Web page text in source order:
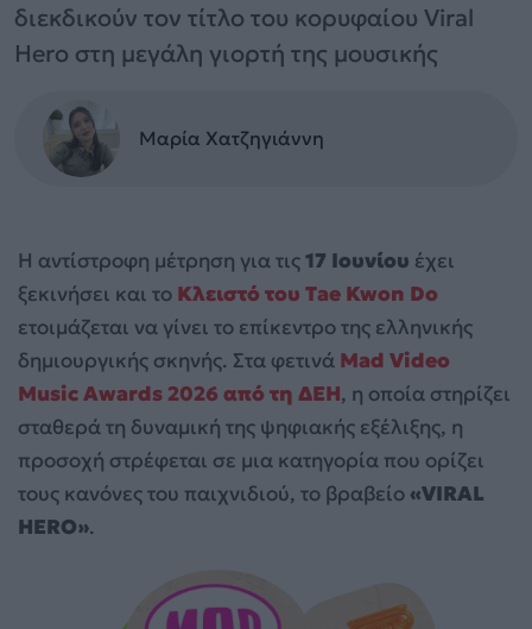
διεκδικούν τον τίτλο του κορυφαίου Viral
Hero στη μεγάλη γιορτή της μουσικής
Μαρία Χατζηγιάννη
Η αντίστροφη μέτρηση για τις17 Ιουνίου έχει
ξεκινήσει και το Κλειστό του Tae Kwon Do
ετοιμάζεται να γίνει το επίκεντρο της ελληνικής
δημιουργικής σκηνής. Στα φετινά Mad Video
Music Awards 2026 από τη ΔΕΗ, η οποία στηρίζει
σταθερά τη δυναμική της ψηφιακής εξέλιξης, η
προσοχή στρέφεται σε μια κατηγορία που ορίζει
τους κανόνες του παιχνιδιού, το βραβείο«VIRAL
HERO».